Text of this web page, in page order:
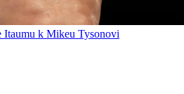
Itaumu k Mikeu Tysonovi